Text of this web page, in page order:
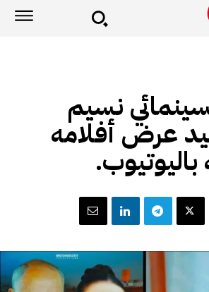
نسيم
عرض أفلامه